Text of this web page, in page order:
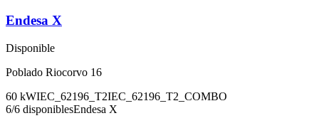
Endesa X
Disponible
Poblado Riocorvo 16
60 kWIEC_62196_T2IEC_62196_T2_COMBO
6/6 disponiblesEndesa X